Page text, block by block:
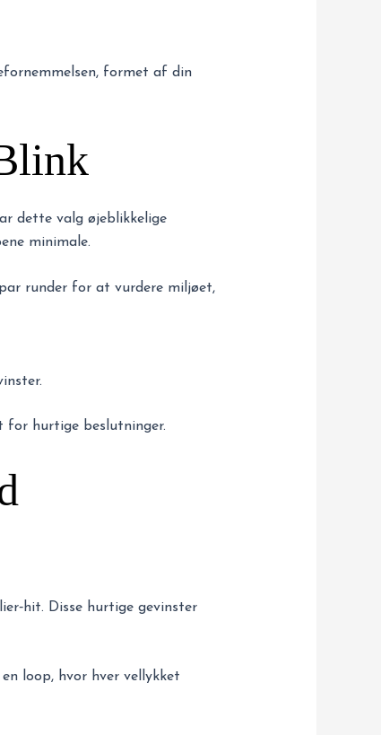
formet af din
dette valg øjeblikkelige
minimale.
runder for at vurdere miljøet,
for hurtige beslutninger.
Disse hurtige gevinster
loop, hvor hver vellykket